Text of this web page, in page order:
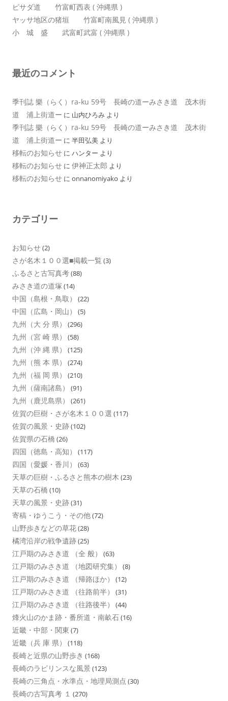
ピサダ道 竹富町西表 ( 沖縄県 )
ヤッサ地区の猪垣 竹富町南風見 ( 沖縄県 )
小 城 盛 武富町武富 ( 沖縄県 )
最近のコメント
季刊誌 樂（らく）ra-ku 59号 長崎の道ーみさき道 茂木街
道 浦上街道ー に 山内ひろみ より
季刊誌 樂（らく）ra-ku 59号 長崎の道ーみさき道 茂木街
道 浦上街道ー に 半田弘美 より
移転のお知らせ に ハンター より
移転のお知らせ に 伊神正太郎 より
移転のお知らせ に onnanomiyako より
カテゴリー
お知らせ(2)
さが名木１００選■掲載一覧 (3)
ふるさと古写真考(88)
みさき道の道塚 (14)
中国（島根・鳥取） (22)
中国（広島・岡山） (5)
九州（大 分 県） (296)
九州（宮 崎 県） (58)
九州（沖 縄 県） (125)
九州（熊 本 県） (274)
九州（福 岡 県） (210)
九州（薩南諸島） (91)
九州（鹿児島県） (261)
佐賀の巨樹・さが名木１００選 (117)
佐賀の風景・史跡(102)
佐賀県の石橋 (26)
四国（徳島・高知） (117)
四国（愛媛・香川） (63)
天草の巨樹・ふるさと熊本の樹木 (23)
天草の石橋 (10)
天草の風景・史跡(31)
寄稿・ゆうこう・その他(72)
山野歩きなどの草花(28)
橘湾沿岸の戦争遺跡(25)
江戸期のみさき道 （全 般） (63)
江戸期のみさき道 （地図研究集） (8)
江戸期のみさき道 （帰路ほか） (12)
江戸期のみさき道 （往路前半） (31)
江戸期のみさき道 （往路後半） (44)
烽火山のかま跡・番所道・南畝石(16)
近畿・中部・関東 (7)
近畿（兵 庫 県） (118)
長崎と近県の山野歩き (168)
長崎のラビリンスな風景 (123)
長崎の三角点・水準点・地理局測点 (30)
長崎の古写真考 １ (270)